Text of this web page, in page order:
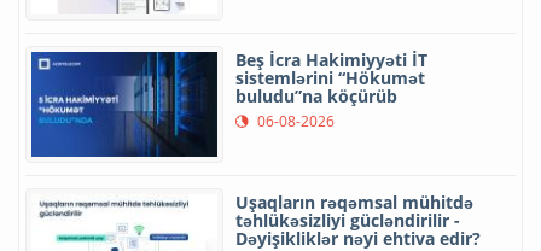
Beş İcra Hakimiyyəti İT
sistemlərini “Hökumət
buludu”na köçürüb
06-08-2026
Uşaqların rəqəmsal mühitdə
təhlükəsizliyi gücləndirilir -
Dəyişikliklər nəyi ehtiva edir?